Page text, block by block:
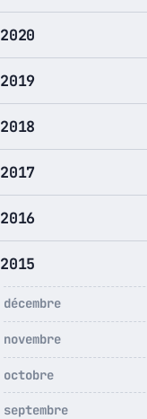
2020
2019
2018
2017
2016
2015
décembre
novembre
octobre
septembre